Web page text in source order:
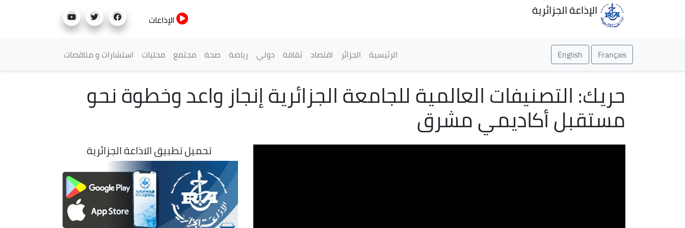
الإذاعة الجزائرية
الإذاعات
Français
English القائمة الرئيسية
الرئيسية الجزائر اقتصاد ثقافة دولي رياضة صحة مجتمع محليات استشارات و مناقصات
حريك: التصنيفات العالمية للجامعة الجزائرية إنجاز واعد وخطوة نحو
مستقبل أكاديمي مشرق
تحميل تطبيق الاذاعة الجزائرية